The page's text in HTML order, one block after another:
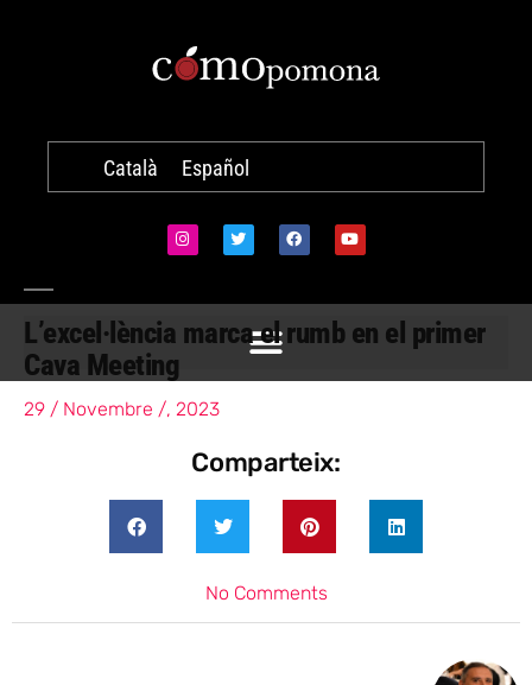
Català Español
L’excel·lència marca el rumb en el primer
Cava Meeting
29 / Novembre /, 2023
Comparteix:
No Comments